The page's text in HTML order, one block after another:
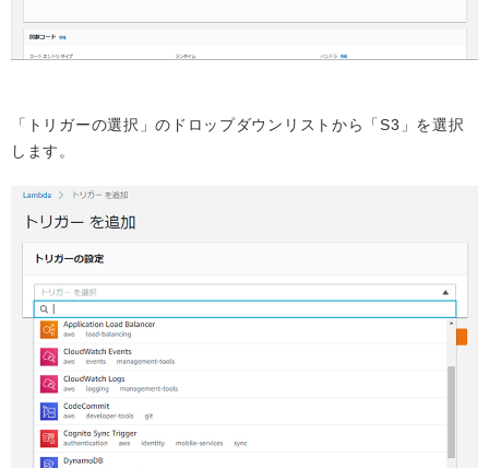
「トリガーの選択」のドロップダウンリストから「S3」を選択
します。